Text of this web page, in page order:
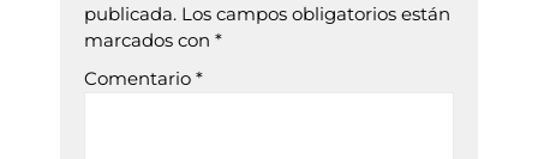
publicada. Los campos obligatorios están
marcados con *
Comentario *